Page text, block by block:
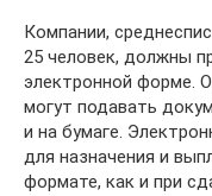
Компании,
25 человек, должны
электронной форме.
могут подавать
и на бумаге.
для назначения и
формате, как и при